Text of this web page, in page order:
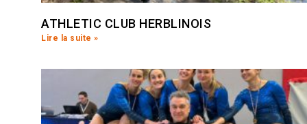
ATHLETIC CLUB HERBLINOIS
Lire la suite »